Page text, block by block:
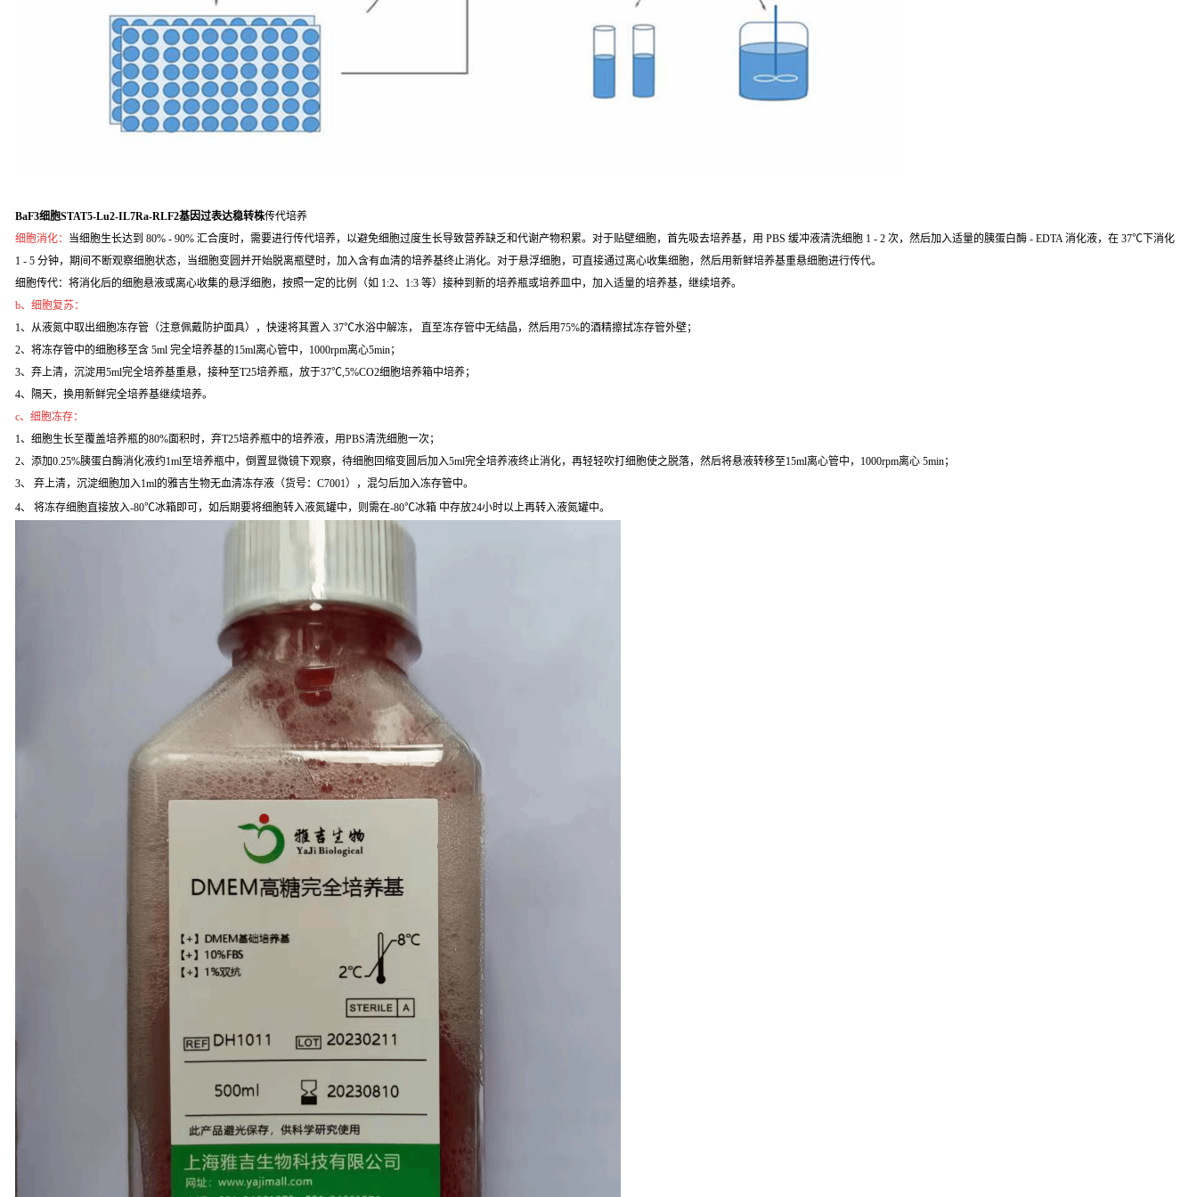
BaF3细胞STAT5-Lu2-IL7Ra-RLF2基因过表达稳转株传代培养
细胞消化： 当细胞生长达到 80% - 90% 汇合度时，需要进行传代培养，以避免细胞过度生长导致营养缺乏和代谢产物积累。对于贴壁细胞，首先吸去培养基，用 PBS 缓冲液清洗细胞 1 - 2 次，然后加入适量的胰蛋白酶 - EDTA 消化液，在 37℃下消化
1 - 5 分钟，期间不断观察细胞状态，当细胞变圆并开始脱离瓶壁时，加入含有血清的培养基终止消化。对于悬浮细胞，可直接通过离心收集细胞，然后用新鲜培养基重悬细胞进行传代。
细胞传代：将消化后的细胞悬液或离心收集的悬浮细胞，按照一定的比例（如 1:2、1:3 等）接种到新的培养瓶或培养皿中，加入适量的培养基，继续培养。
b、细胞复苏：
1、从液氮中取出细胞冻存管（注意佩戴防护面具），快速将其置入 37℃水浴中解冻， 直至冻存管中无结晶，然后用75%的酒精擦拭冻存管外壁；
2、将冻存管中的细胞移至含 5ml 完全培养基的15ml离心管中，1000rpm离心5min；
3、弃上清，沉淀用5ml完全培养基重悬，接种至T25培养瓶，放于37℃,5%CO2细胞培养箱中培养；
4、隔天，换用新鲜完全培养基继续培养。
c、细胞冻存：
1、细胞生长至覆盖培养瓶的80%面积时，弃T25培养瓶中的培养液，用PBS清洗细胞一次；
2、添加0.25%胰蛋白酶消化液约1ml至培养瓶中，倒置显微镜下观察，待细胞回缩变圆后加入5ml完全培养液终止消化，再轻轻吹打细胞使之脱落，然后将悬液转移至15ml离心管中，1000rpm离心 5min；
3、 弃上清，沉淀细胞加入1ml的雅吉生物无血清冻存液（货号：C7001），混匀后加入冻存管中。
4、 将冻存细胞直接放入-80℃冰箱即可，如后期要将细胞转入液氮罐中，则需在-80℃冰箱 中存放24小时以上再转入液氮罐中。